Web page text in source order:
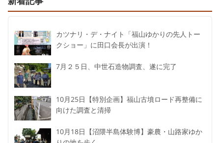
カツナリ・デ・ナイト「福山ゆかりの先人トー
クショー」に田口会長が出演！
7月２５日、中世石造物調査、遂に完了
10月25日【特別企画】福山古墳ロード再整備に
向けた調査と清掃
10月18日【沼隈半島体験博】豪農・山路家ゆか